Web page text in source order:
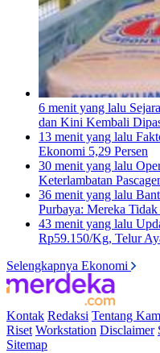
6 menit yang lalu
dan Kini Kembali
13 menit yang lalu
Ekonomi 5,29 Persen
30 menit yang lalu
Keterlambatan
36 menit yang lalu
Purbaya: Mereka
43 menit yang lalu
Rp59.150/Kg, Telur
Selengkapnya Ekonomi
Kontak Redaksi Tentang
Riset Workstation Disclaimer
Sitemap